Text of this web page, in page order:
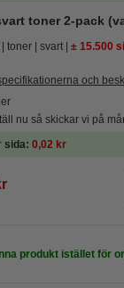
toner 2-pack
toner svart ± 15.500
och
nu så skickar vi på
sida 0,02 kr
produkt istället för